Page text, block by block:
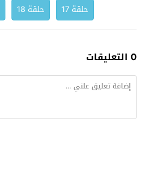
حلقة 17
حلقة 18
0 التعليقات